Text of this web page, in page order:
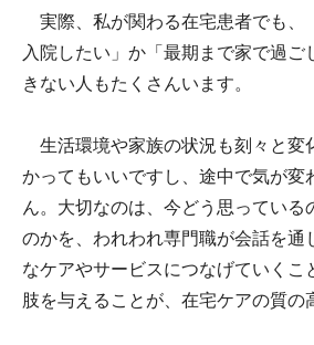
実際、私が関わる在宅患者でも、
入院したい」か「最期まで家で過ご
きない人もたくさんいます。
生活環境や家族の状況も刻々と変
かってもいいですし、途中で気が変
ん。大切なのは、今どう思っている
のかを、われわれ専門職が会話を通
なケアやサービスにつなげていくこ
肢を与えることが、在宅ケアの質の